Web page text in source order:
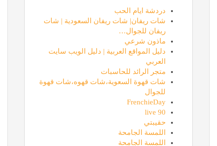
دردشة ايام الحب
شات ريفان| شات ريفان السعودية | شات
ريفان للجوال…
ماذون شرعي
دليل المواقع العربية | دليل الويب سايت
العربي
متجر الرائد للحاسبات
شات قهوة السعوية،شات قهوه،شات قهوة
للجوال
FrenchieDay
90 live
حقيبتي
اللمسة الجامحة
اللمسة الجامحة